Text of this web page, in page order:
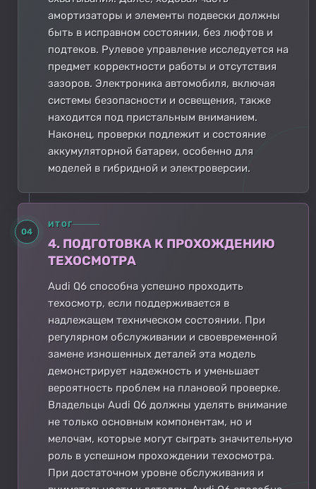
амортизаторы и элементы подвески должны
быть в исправном состоянии, без люфтов и
подтеков. Рулевое управление исследуется на
предмет корректности работы и отсутствия
зазоров. Электроника автомобиля, включая
системы безопасности и освещения, также
находится под пристальным вниманием.
Наконец, проверки подлежит и состояние
аккумуляторной батареи, особенно для
моделей в гибридной и электроверсии.
04
ИТОГ
4. ПОДГОТОВКА К ПРОХОЖДЕНИЮ
ТЕХОСМОТРА
Audi Q6 способна успешно проходить
техосмотр, если поддерживается в
надлежащем техническом состоянии. При
регулярном обслуживании и своевременной
замене изношенных деталей эта модель
демонстрирует надежность и уменьшает
вероятность проблем на плановой проверке.
Владельцы Audi Q6 должны уделять внимание
не только основным компонентам, но и
мелочам, которые могут сыграть значительную
роль в успешном прохождении техосмотра.
При достаточном уровне обслуживания и